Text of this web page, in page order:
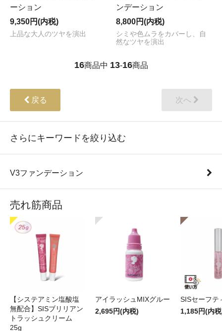
ーション
9,350円(内税)
上品な大人のツヤを演出
ンデーション
8,800円(内税)
シミや色ムラをカバーし、自
然なツヤを演出
16商品中 13-16商品
戻る 次へ
さらにキーワードを絞り込む
V3ファンデーション
売れ筋商品
【システアミン塩酸塩
無配合】SISブリリアン
トラッシュクリーム
25g
アイラッシュMIXグルー
2,695円(内税)
SISセーフテ
1,185円(内